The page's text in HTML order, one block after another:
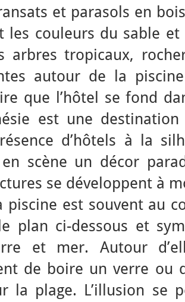
et parasols en
les couleurs du sable
arbres tropicaux,
autour de la
que l’hôtel se fond
est une
d’hôtels à la
scène un décor
se développent à
piscine est souvent au
plan ci-dessous et
et mer. Autour
de boire un verre ou
la plage. L’illusion se